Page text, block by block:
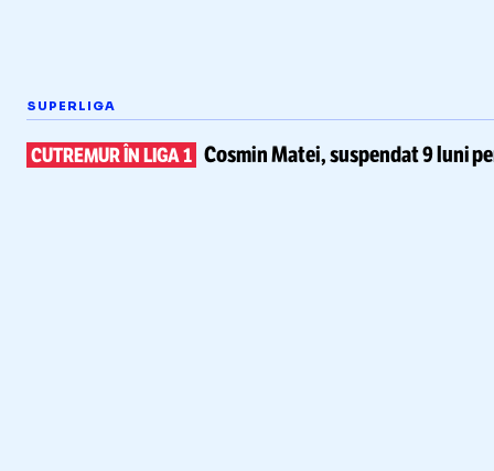
SUPERLIGA
CUTREMUR ÎN LIGA 1 Cosmin Matei,suspendat 9 luni